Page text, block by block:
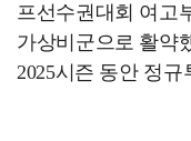
프선수권대회 여고
가상비군으로 활약
2025시즌 동안 정